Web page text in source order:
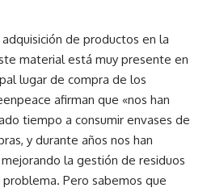
de productos en la
material está muy presente en
lugar de compra de los
afirman que «nos han
tiempo a consumir envases de
y durante años nos han
la gestión de residuos
Pero sabemos que